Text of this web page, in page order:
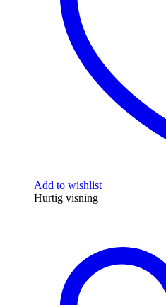
Add to wishlist
Hurtig visning